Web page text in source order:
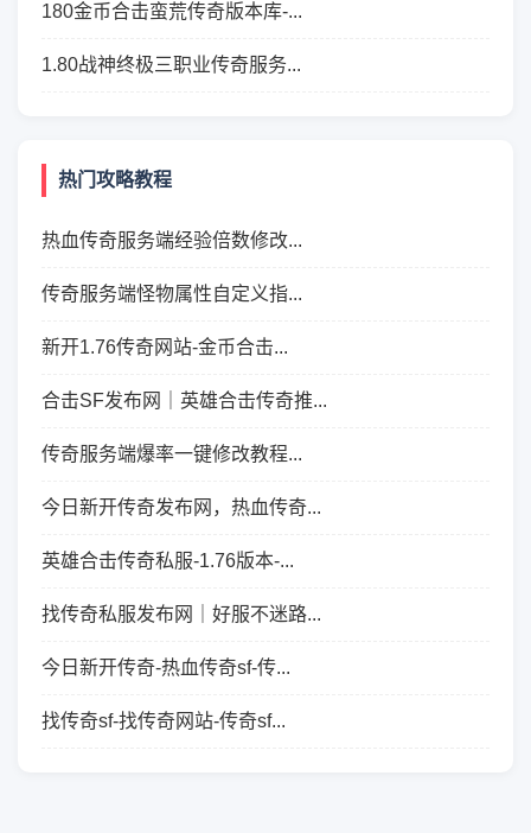
180金币合击蛮荒传奇版本库-...
1.80战神终极三职业传奇服务...
热门攻略教程
热血传奇服务端经验倍数修改...
传奇服务端怪物属性自定义指...
新开1.76传奇网站-金币合击...
合击SF发布网｜英雄合击传奇推...
传奇服务端爆率一键修改教程...
今日新开传奇发布网，热血传奇...
英雄合击传奇私服-1.76版本-...
找传奇私服发布网｜好服不迷路...
今日新开传奇-热血传奇sf-传...
找传奇sf-找传奇网站-传奇sf...